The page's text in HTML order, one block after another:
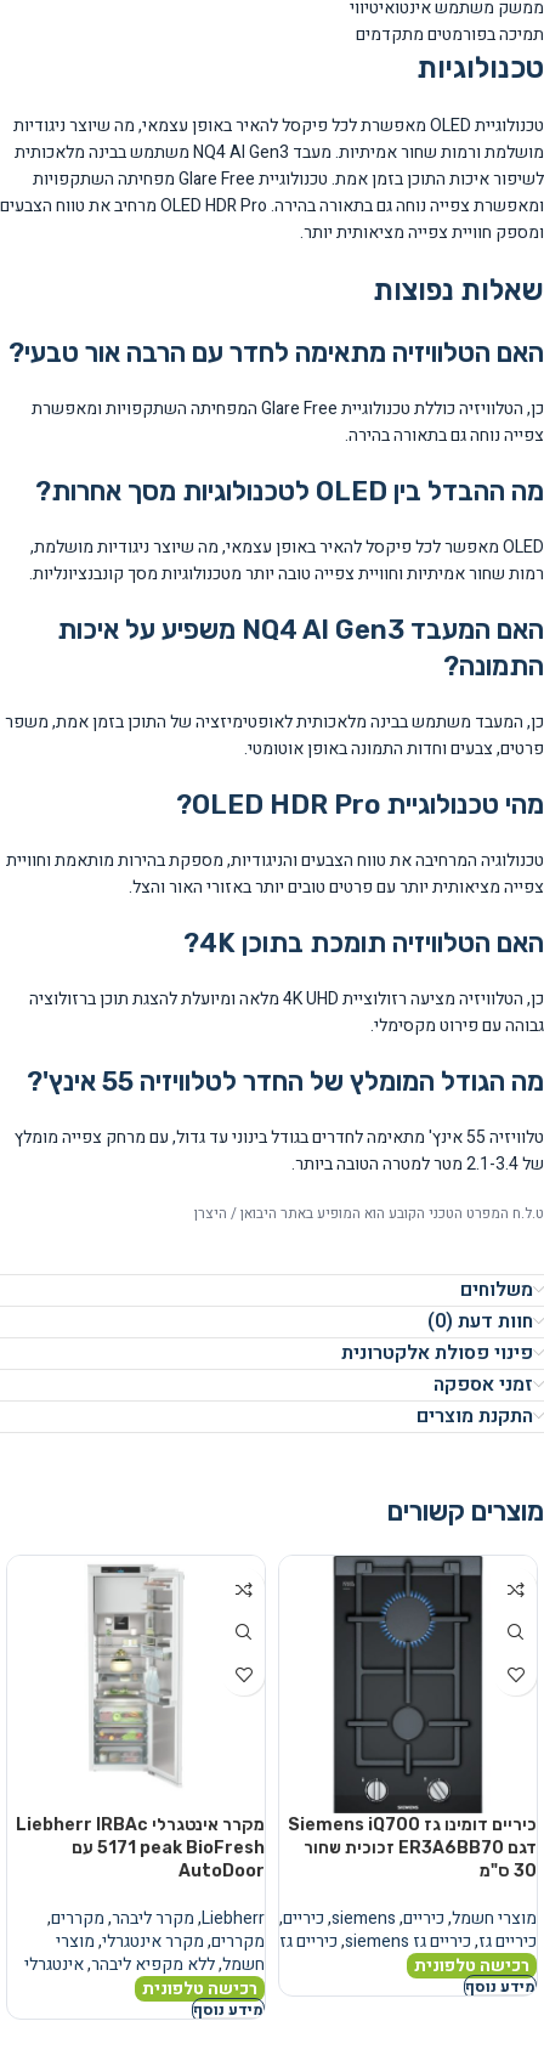
ממשק משתמש אינטואיטיווי
תמיכה בפורמטים מתקדמים
טכנולוגיות
טכנולוגיית OLED מאפשרת לכל פיקסל להאיר באופן עצמאי, מה שיוצר ניגודיות
מושלמת ורמות שחור אמיתיות. מעבד NQ4 AI Gen3 משתמש בבינה מלאכותית
לשיפור איכות התוכן בזמן אמת. טכנולוגיית Glare Free מפחיתה השתקפויות
ומאפשרת צפייה נוחה גם בתאורה בהירה. OLED HDR Pro מרחיב את טווח הצבעים
ומספק חוויית צפייה מציאותית יותר.
שאלות נפוצות
האם הטלוויזיה מתאימה לחדר עם הרבה אור טבעי?
כן, הטלוויזיה כוללת טכנולוגיית Glare Free המפחיתה השתקפויות ומאפשרת
צפייה נוחה גם בתאורה בהירה.
מה ההבדל בין OLED לטכנולוגיות מסך אחרות?
OLED מאפשר לכל פיקסל להאיר באופן עצמאי, מה שיוצר ניגודיות מושלמת,
רמות שחור אמיתיות וחוויית צפייה טובה יותר מטכנולוגיות מסך קונבנציונליות.
האם המעבד NQ4 AI Gen3 משפיע על איכות
התמונה?
כן, המעבד משתמש בבינה מלאכותית לאופטימיזציה של התוכן בזמן אמת, משפר
פרטים, צבעים וחדות התמונה באופן אוטומטי.
מהי טכנולוגיית OLED HDR Pro?
טכנולוגיה המרחיבה את טווח הצבעים והניגודיות, מספקת בהירות מותאמת וחוויית
צפייה מציאותית יותר עם פרטים טובים יותר באזורי האור והצל.
האם הטלוויזיה תומכת בתוכן 4K?
כן, הטלוויזיה מציעה רזולוציית 4K UHD מלאה ומיועלת להצגת תוכן ברזולוציה
גבוהה עם פירוט מקסימלי.
מה הגודל המומלץ של החדר לטלוויזיה 55 אינץ'?
טלוויזיה 55 אינץ' מתאימה לחדרים בגודל בינוני עד גדול, עם מרחק צפייה מומלץ
של 2.1-3.4 מטר למטרה הטובה ביותר.
ט.ל.ח המפרט הטכני הקובע הוא המופיע באתר היבואן / היצרן
משלוחים
חוות דעת (0)
פינוי פסולת אלקטרונית
זמני אספקה
התקנת מוצרים
מוצרים קשורים
כיריים דומינו גז Siemens iQ700
דגם ER3A6BB70 זכוכית שחור
30 ס"מ
מוצרי חשמל,כיריים,
siemens
,כיריים,
כיריים גז,כיריים גז siemens ,כיריים גז
רכישה טלפונית
מידע נוסף
מקרר אינטגרלי Liebherr IRBAc
5171 peak BioFresh עם
AutoDoor
Liebherr
,מקרר ליבהר,מקררים,
מקררים,מקרר אינטגרלי,מוצרי
חשמל,ללא מקפיא ליבהר,אינטגרלי
רכישה טלפונית
מידע נוסף